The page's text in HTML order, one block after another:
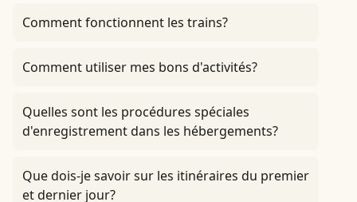
Comment fonctionnent les trains?
Comment utiliser mes bons d'activités?
Quelles sont les procédures spéciales
d'enregistrement dans les hébergements?
Que dois-je savoir sur les itinéraires du premier
et dernier jour?